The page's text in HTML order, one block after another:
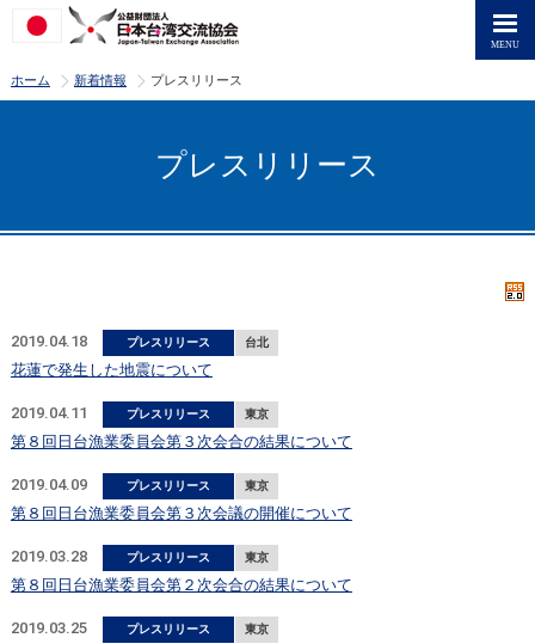
ホーム >
新着情報 >
プレスリリース
プレスリリース
2019.04.18 プレスリリース 台北
花蓮で発生した地震について
2019.04.11 プレスリリース 東京
第８回日台漁業委員会第３次会合の結果について
2019.04.09 プレスリリース 東京
第８回日台漁業委員会第３次会議の開催について
2019.03.28 プレスリリース 東京
第８回日台漁業委員会第２次会合の結果について
2019.03.25 プレスリリース 東京